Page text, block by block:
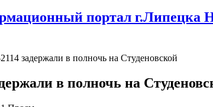
портал г.Липецка
задержали в полночь на Студеновской
в полночь на